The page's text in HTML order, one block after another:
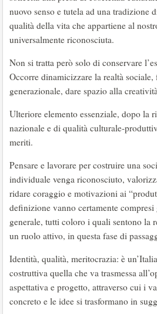
nuovo senso e tutela ad una tradizione
qualità della vita che appartiene al
universalmente riconosciuta.
Non si tratta però solo di conservare
Occorre dinamicizzare la realtà
generazionale, dare spazio alla
Ulteriore elemento essenziale, dopo la
nazionale e di qualità culturale-
meriti.
Pensare e lavorare per costruire una
individuale venga riconosciuto,
ridare coraggio e motivazioni ai
definizione vanno certamente
generale, tutti coloro i quali sentono la
un ruolo attivo, in questa fase di
Identità, qualità, meritocrazia: è
costruttiva quella che va trasmessa
aspettativa e progetto, attraverso cui i
concreto e le idee si trasformano in